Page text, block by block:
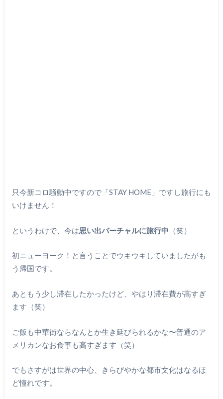
只今新コロ騒動中ですので「STAY HOME」ですし旅行にも
いけません！
というわけで、今は思い出バーチャルに旅行中 （笑）
初ニューヨーク！と言うことでウキウキしていましたがも
う帰国です。
あともう少し滞在したかったけど、やはり滞在費が高すぎ
ます（笑）
ご飯も中華街ならなんとか生き延びられるかな〜普通のア
メリカンなお食事も高すぎます（笑）
でもさすがは世界の中心、きらびやかな都市文化はなるほ
ど憧れです。